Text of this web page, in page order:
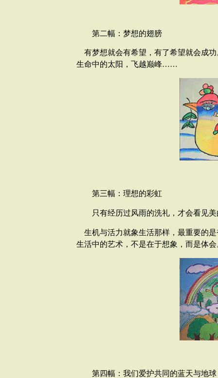
第二幅：梦想的翅膀
有梦想就会有希望，有了希望就会成
生命中的太阳，飞越巅峰……
第三幅：理想的彩虹
只有经历过风雨的洗礼，才会看见美
生机与活力就象生活那样，最重要的
生活中的艺术，不是在于想象，而是体
第四幅：我们爱护共同的蓝天与地球